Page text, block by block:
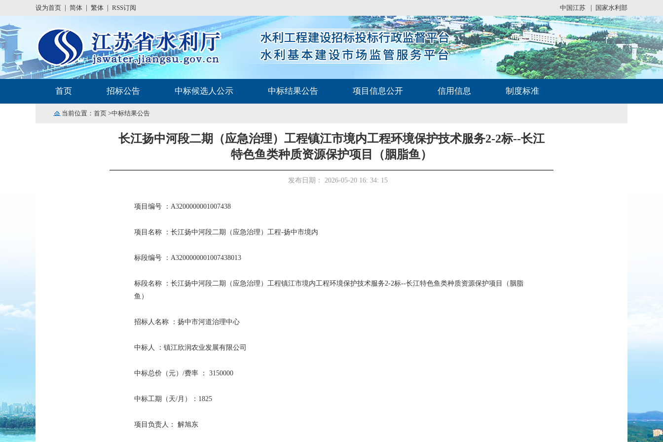
设为首页 简体 繁体 RSS订阅 中国江苏 国家水利部
首页 招标公告 中标候选人公示 中标结果公告 项目信息公开 信用信息 制度标准
当前位置： 首页 >中标结果公告
长江扬中河段二期（应急治理）工程镇江市境内工程环境保护技术服务2-2标--长江
特色鱼类种质资源保护项目（胭脂鱼）
发布日期： 2026-05-20 16: 34: 15
项目编号 ：A3200000001007438
项目名称 ：长江扬中河段二期（应急治理）工程-扬中市境内
标段编号 ：A3200000001007438013
标段名称 ：长江扬中河段二期（应急治理）工程镇江市境内工程环境保护技术服务2-2标--长江特色鱼类种质资源保护项目（胭脂
鱼）
招标人名称 ：扬中市河道治理中心
中标人 ：镇江欣润农业发展有限公司
中标总价（元）/费率 ： 3150000
中标工期（天/月）：1825
项目负责人： 解旭东